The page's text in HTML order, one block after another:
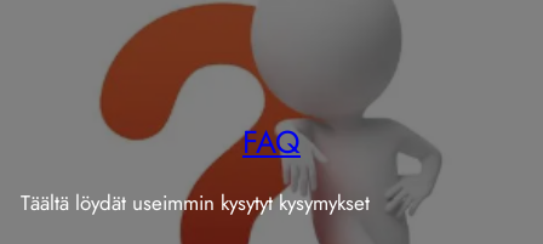
FAQ
Täältä löydät useimmin kysytyt kysymykset